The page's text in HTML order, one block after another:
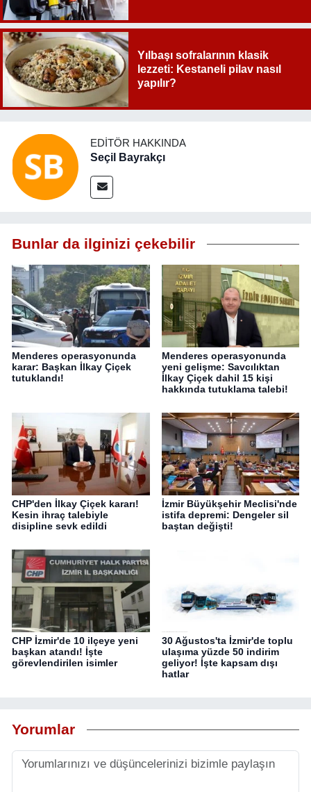
Yılbaşı sofralarının klasik
lezzeti: Kestaneli pilav nasıl
yapılır?
EDITÖR HAKKINDA
Seçil Bayrakçı
Bunlar da ilginizi çekebilir
Menderes operasyonunda
karar: Başkan İlkay Çiçek
tutuklandı!
Menderes operasyonunda
yeni gelişme: Savcılıktan
İlkay Çiçek dahil 15 kişi
hakkında tutuklama talebi!
CHP'den İlkay Çiçek kararı!
Kesin ihraç talebiyle
disipline sevk edildi
İzmir Büyükşehir Meclisi'nde
istifa depremi: Dengeler sil
baştan değişti!
CHP İzmir'de 10 ilçeye yeni
başkan atandı! İşte
görevlendirilen isimler
30 Ağustos'ta İzmir'de toplu
ulaşıma yüzde 50 indirim
geliyor! İşte kapsam dışı
hatlar
Yorumlar